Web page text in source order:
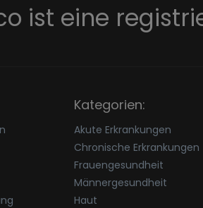
ist eine
Kategorien:
Akute Erkrankungen
Chronische Erkrankungen
Frauengesundheit
Männergesundheit
Haut